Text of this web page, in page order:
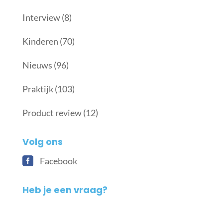
Interview(8)
Kinderen (70)
Nieuws (96)
Praktijk(103)
Product review(12)
Volg ons
Facebook
Heb je een vraag?